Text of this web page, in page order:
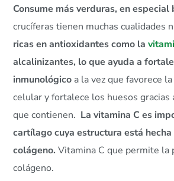
Consume más verduras, en especial
crucíferas tienen muchas cualidades
ricas en antioxidantes como la
alcalinizantes, lo que ayuda a
inmunológico a la vez que favorece
celular y fortalece los huesos gracias
que contienen. La vitamina C es
cartílago cuya estructura está
colágeno. Vitamina C que permite la
colágeno.